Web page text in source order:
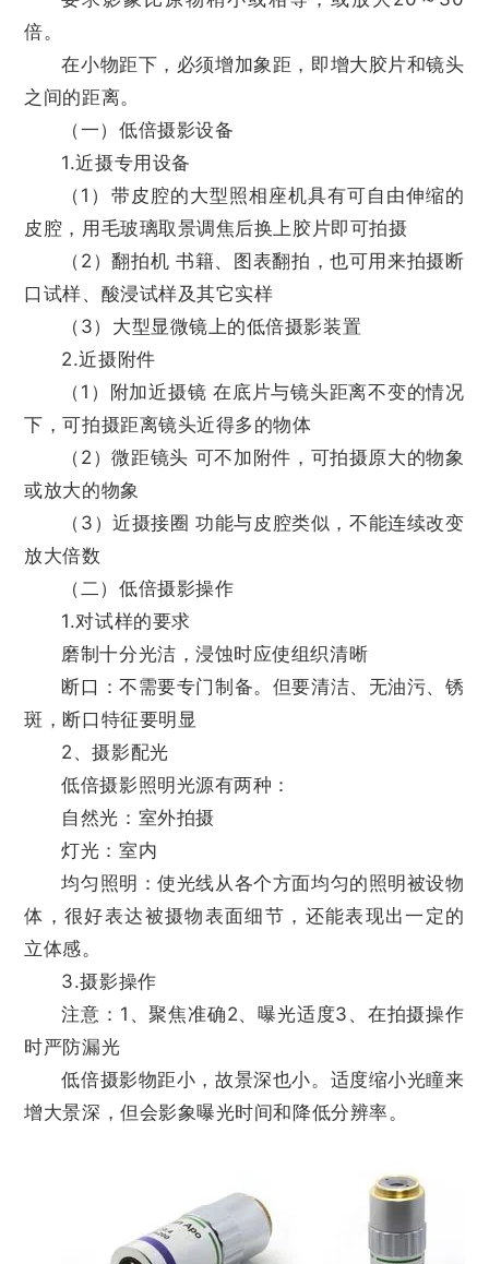
倍。
在小物距下，必须增加象距，即增大胶片和镜头
之间的距离。
（一）低倍摄影设备
1.近摄专用设备
（1）带皮腔的大型照相座机具有可自由伸缩的
皮腔，用毛玻璃取景调焦后换上胶片即可拍摄
（2）翻拍机 书籍、图表翻拍，也可用来拍摄断
口试样、酸浸试样及其它实样
（3）大型显微镜上的低倍摄影装置
2.近摄附件
（1）附加近摄镜 在底片与镜头距离不变的情况
下，可拍摄距离镜头近得多的物体
（2）微距镜头 可不加附件，可拍摄原大的物象
或放大的物象
（3）近摄接圈 功能与皮腔类似，不能连续改变
放大倍数
（二）低倍摄影操作
1.对试样的要求
磨制十分光洁，浸蚀时应使组织清晰
断口：不需要专门制备。但要清洁、无油污、锈
斑，断口特征要明显
2、摄影配光
低倍摄影照明光源有两种：
自然光：室外拍摄
灯光：室内
均匀照明：使光线从各个方面均匀的照明被设物
体，很好表达被摄物表面细节，还能表现出一定的
立体感。
3.摄影操作
注意：1、聚焦准确2、曝光适度3、在拍摄操作
时严防漏光
低倍摄影物距小，故景深也小。适度缩小光瞳来
增大景深，但会影象曝光时间和降低分辨率。